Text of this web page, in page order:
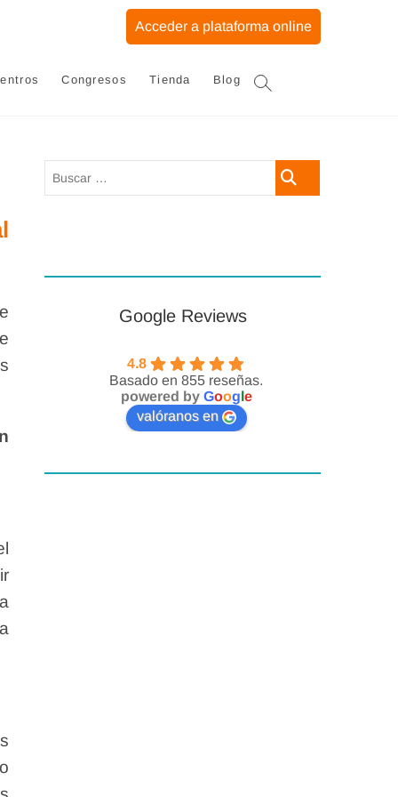
Acceder a plataforma online
Congresos Tienda Blog
Buscar
…
Google Reviews
4.8
Basado en 855 reseñas.
powered by Google
valóranos en